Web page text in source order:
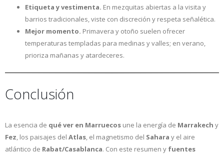
Etiqueta y vestimenta. En mezquitas abiertas a la visita y
barrios tradicionales, viste con discreción y respeta señalética.
Mejor momento. Primavera y otoño suelen ofrecer
temperaturas templadas para medinas y valles; en verano,
prioriza mañanas y atardeceres.
Conclusión
La esencia de qué ver en Marruecos une la energía de Marrakech y
Fez, los paisajes del Atlas, el magnetismo del Sahara y el aire
atlántico de Rabat/Casablanca. Con este resumen y fuentes